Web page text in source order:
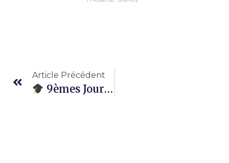
Article Précédent
9èmes Journées Scientifiques De L’ANSFES : Une Édition Sous Le Signe De La Couverture Sanitaire Universelle